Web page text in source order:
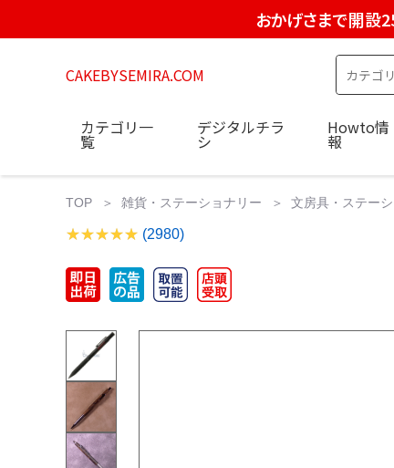
おかげさまで開設
CAKEBYSEMIRA.COM
カテゴリ一
覧
デジタルチラ
シ
Howto情
報
TOP 雑貨・ステーショナリー 文房具・ステー
(2980)